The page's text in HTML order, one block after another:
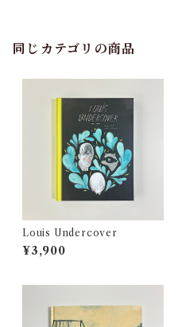
同じカテゴリの商品
Louis Undercover
¥3,900